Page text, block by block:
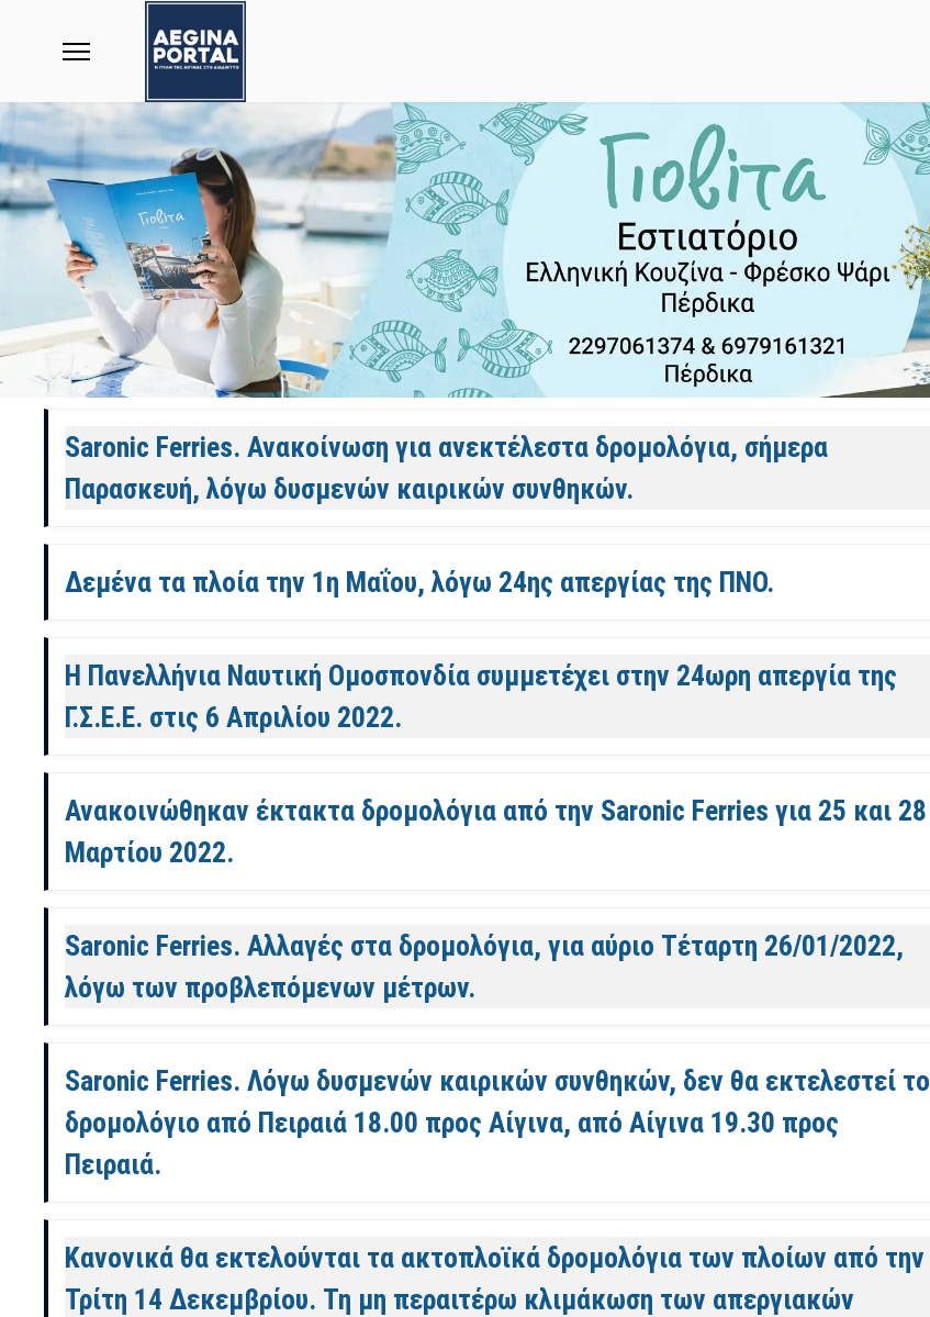
Άρθρα
Saronic Ferries. Ανακοίνωση για ανεκτέλεστα δρομολόγια, σήμερα
Παρασκευή, λόγω δυσμενών καιρικών συνθηκών.
Δεμένα τα πλοία την 1η Μαΐου, λόγω 24ης απεργίας της ΠΝΟ.
Η Πανελλήνια Ναυτική Ομοσπονδία συμμετέχει στην 24ωρη απεργία της
Γ.Σ.Ε.Ε. στις 6 Απριλίου 2022.
Ανακοινώθηκαν έκτακτα δρομολόγια από την Saronic Ferries για 25 και 28
Μαρτίου 2022.
Saronic Ferries. Αλλαγές στα δρομολόγια, για αύριο Τέταρτη 26/01/2022,
λόγω των προβλεπόμενων μέτρων.
Saronic Ferries. Λόγω δυσμενών καιρικών συνθηκών, δεν θα εκτελεστεί το
δρομολόγιο από Πειραιά 18.00 προς Αίγινα, από Αίγινα 19.30 προς
Πειραιά.
Κανονικά θα εκτελούνται τα ακτοπλοϊκά δρομολόγια των πλοίων από την
Τρίτη 14 Δεκεμβρίου. Τη μη περαιτέρω κλιμάκωση των απεργιακών